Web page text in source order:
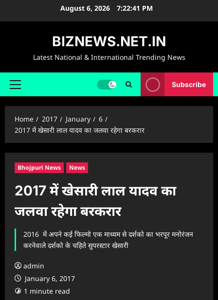
August 6, 2026 7:22:42 PM
BIZNEWS.NET.IN
Latest National & International Trending News
Primary
Subscribe
Home 2017 January
6
2017 में खेसारी लाल यादव का जलवा रहेगा बरकरार
Bhojpuri News News
2017 में खेसारी लाल यादव का
जलवा रहेगा बरकरार
2016 में अपने कई फिल्मो एक माध्यम से दर्शको का भरपूर मनोरंजन
करनेवाले दर्शको के चहिते सुपरस्टार खेसारी
admin
January 6, 2017
1 minute read